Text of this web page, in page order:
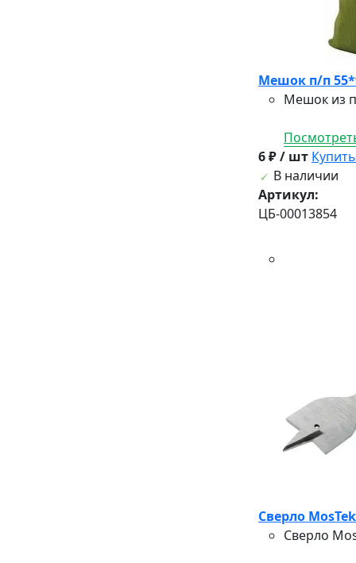
Мешок п/п
Мешок из
6 ₽ / шт Купить
В наличии
Артикул:
ЦБ-00013854
Сверло
Сверло